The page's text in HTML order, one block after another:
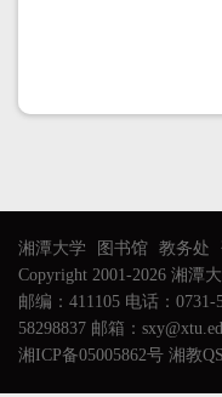
湘潭大学 图书馆 教务处
Copyright 2001-2026 湘潭
邮编：411105 电话：0731-
58298837 邮箱：
湘ICP备05005862号 湘教